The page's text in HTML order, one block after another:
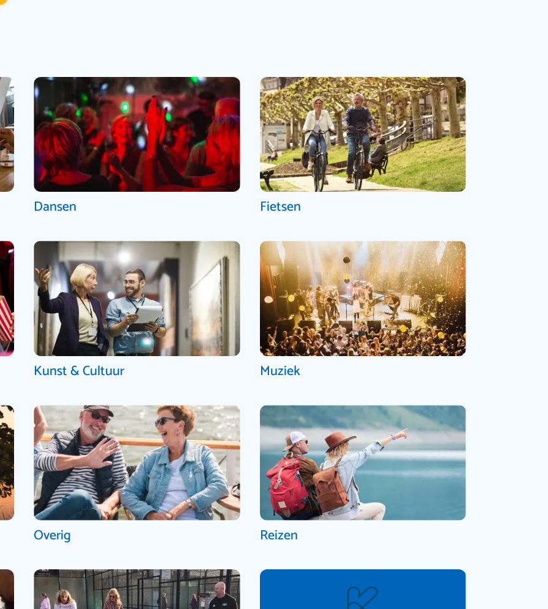
Dansen Fietsen
Kunst & Cultuur Muziek
Overig Reizen